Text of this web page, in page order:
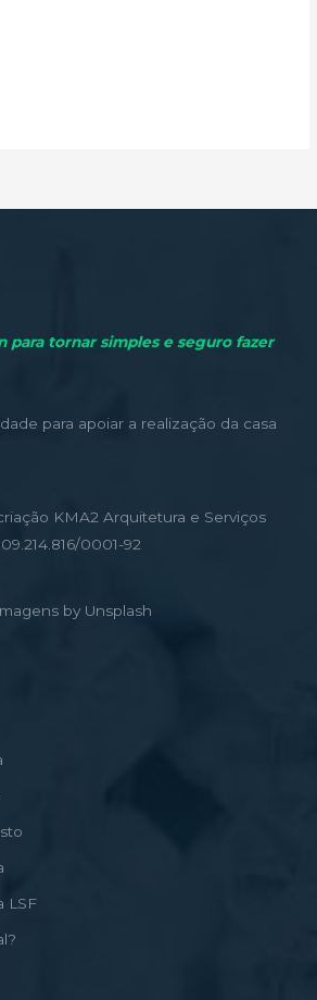
para tornar simples e seguro fazer
para apoiar a realização da casa
KMA2 Arquitetura e Serviços
0001-92
by Unsplash
LSF